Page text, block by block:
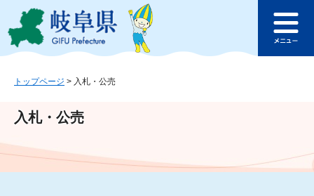
ジ
ュ
文
このページの本文へ
ュ
トップページ > 入札・公売
入札・公売